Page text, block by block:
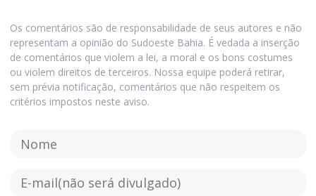
Os comentários são de responsabilidade de seus autores e não
representam a opinião do Sudoeste Bahia. É vedada a inserção
de comentários que violem a lei, a moral e os bons costumes
ou violem direitos de terceiros. Nossa equipe poderá retirar,
sem prévia notificação, comentários que não respeitem os
critérios impostos neste aviso.